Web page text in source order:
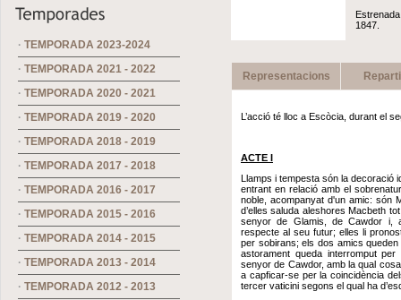
· TEMPORADA 2023-2024
· TEMPORADA 2021 - 2022
· TEMPORADA 2020 - 2021
· TEMPORADA 2019 - 2020
· TEMPORADA 2018 - 2019
· TEMPORADA 2017 - 2018
· TEMPORADA 2016 - 2017
· TEMPORADA 2015 - 2016
· TEMPORADA 2014 - 2015
· TEMPORADA 2013 - 2014
· TEMPORADA 2012 - 2013
1847.
Representacions
L’acció té lloc a Escòcia, durant el
ACTE I
Llamps i tempesta són la decoració
entrant en relació amb el
noble, acompanyat d'un amic: són
d’elles saluda aleshores Macbeth
senyor de Glamis, de Cawdor i,
respecte al seu futur; elles li
per sobirans; els dos amics
astorament queda interromput
senyor de Cawdor, amb la qual
a capficar-se per la coincidència
tercer vaticini segons el qual ha